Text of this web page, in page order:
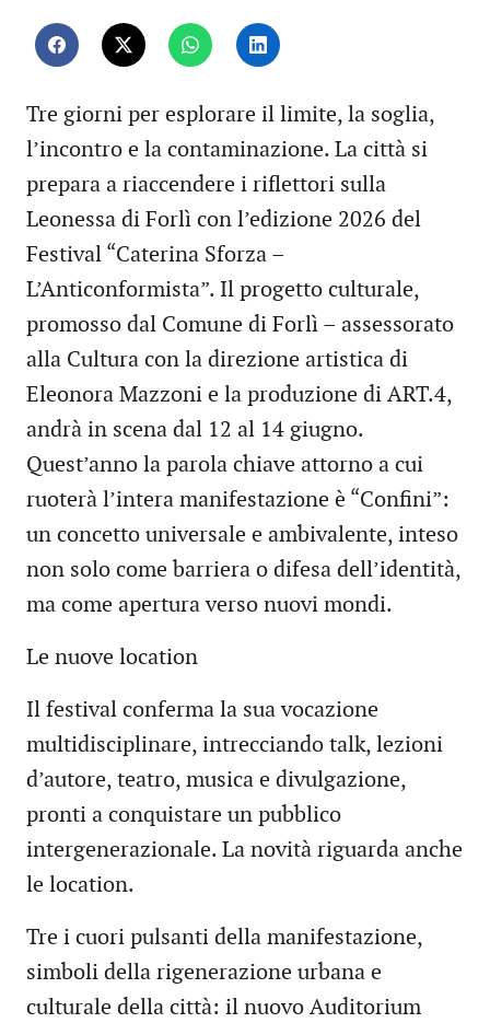
Tre giorni per esplorare il limite, la soglia,
l’incontro e la contaminazione. La città si
prepara a riaccendere i riflettori sulla
Leonessa di Forlì con l’edizione 2026 del
Festival “Caterina Sforza –
L’Anticonformista”. Il progetto culturale,
promosso dal Comune di Forlì – assessorato
alla Cultura con la direzione artistica di
Eleonora Mazzoni e la produzione di ART.4,
andrà in scena dal 12 al 14 giugno.
Quest’anno la parola chiave attorno a cui
ruoterà l’intera manifestazione è “Confini”:
un concetto universale e ambivalente, inteso
non solo come barriera o difesa dell’identità,
ma come apertura verso nuovi mondi.
Le nuove location
Il festival conferma la sua vocazione
multidisciplinare, intrecciando talk, lezioni
d’autore, teatro, musica e divulgazione,
pronti a conquistare un pubblico
intergenerazionale. La novità riguarda anche
le location.
Tre i cuori pulsanti della manifestazione,
simboli della rigenerazione urbana e
culturale della città: il nuovo Auditorium